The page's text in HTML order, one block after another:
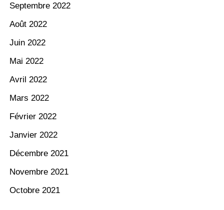
Septembre 2022
Août 2022
Juin 2022
Mai 2022
Avril 2022
Mars 2022
Février 2022
Janvier 2022
Décembre 2021
Novembre 2021
Octobre 2021